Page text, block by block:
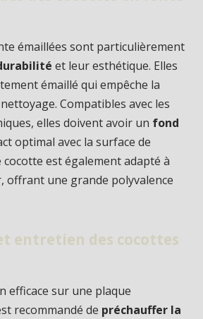
émaillées sont particulièrement
et leur esthétique. Elles
émaillé qui empêche la
Compatibles avec les
elles doivent avoir un fond
optimal avec la surface de
cocotte est également adapté à
offrant une grande polyvalence
entretien des cocottes
efficace sur une plaque
recommandé de préchauffer la